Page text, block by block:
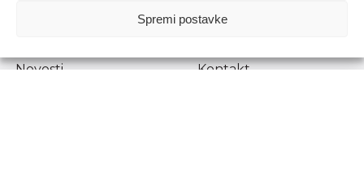
Spremi postavke
Prenošenje sadržaja dopušteno je uz navođenje izvora.
Novosti
Kontakt